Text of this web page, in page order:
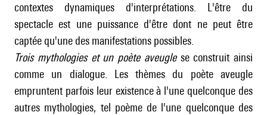
contextes dynamiques d'interprétations. L'être du
spectacle est une puissance d'être dont ne peut être
captée qu'une des manifestations possibles.
Trois mythologies et un poète aveuglese construit ainsi
comme un dialogue. Les thèmes du poète aveugle
empruntent parfois leur existence à l'une quelconque des
autres mythologies, tel poème de l'une quelconque des